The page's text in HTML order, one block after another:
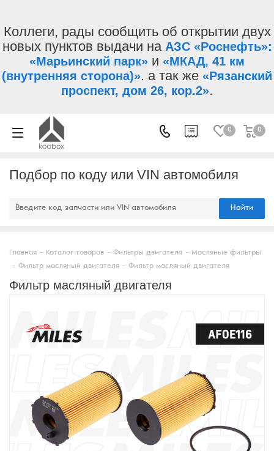
Коллеги, рады сообщить об открытии двух
новых пунктов выдачи на АЗС «Роснефть»:
«Марьинский парк» и «МКАД, 41 км
(внутренняя сторона)». а так же «Рязанский
проспект, дом 26, кор.2».
0 0
Подбор по коду или VIN автомобиля
Найти
Главная - Каталог товаров - Фильтры двигателя - Масляные фильтры
- Фильтр масляный двигателя - Фильтр масляный двигателя
Фильтр масляный двигателя